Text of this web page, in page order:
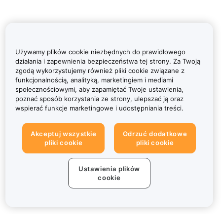
Używamy plików cookie niezbędnych do prawidłowego
działania i zapewnienia bezpieczeństwa tej strony. Za Twoją
zgodą wykorzystujemy również pliki cookie związane z
funkcjonalnością, analityką, marketingiem i mediami
społecznościowymi, aby zapamiętać Twoje ustawienia,
poznać sposób korzystania ze strony, ulepszać ją oraz
wspierać funkcje marketingowe i udostępniania treści.
Akceptuj wszystkie
pliki cookie
Odrzuć dodatkowe
pliki cookie
Ustawienia plików
cookie